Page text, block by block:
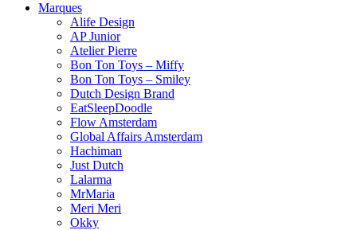
Marques
Alife Design
AP Junior
Atelier Pierre
Bon Ton Toys – Miffy
Bon Ton Toys – Smiley
Dutch Design Brand
EatSleepDoodle
Flow Amsterdam
Global Affairs Amsterdam
Hachiman
Just Dutch
Lalarma
MrMaria
Meri Meri
Okky